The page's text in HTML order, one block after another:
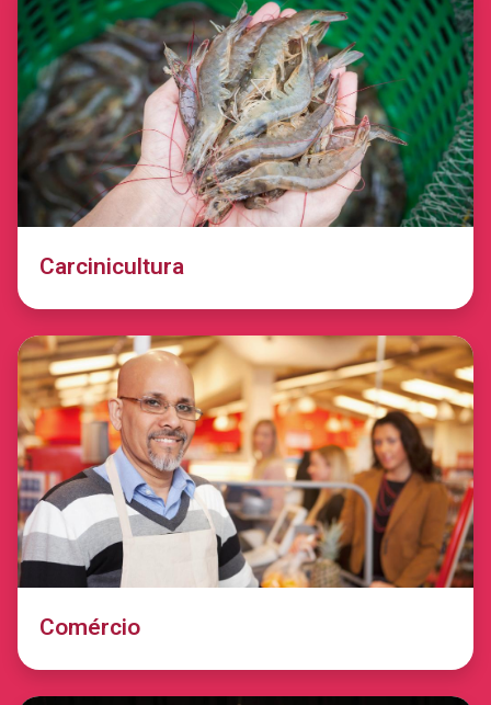
Carcinicultura
Comércio